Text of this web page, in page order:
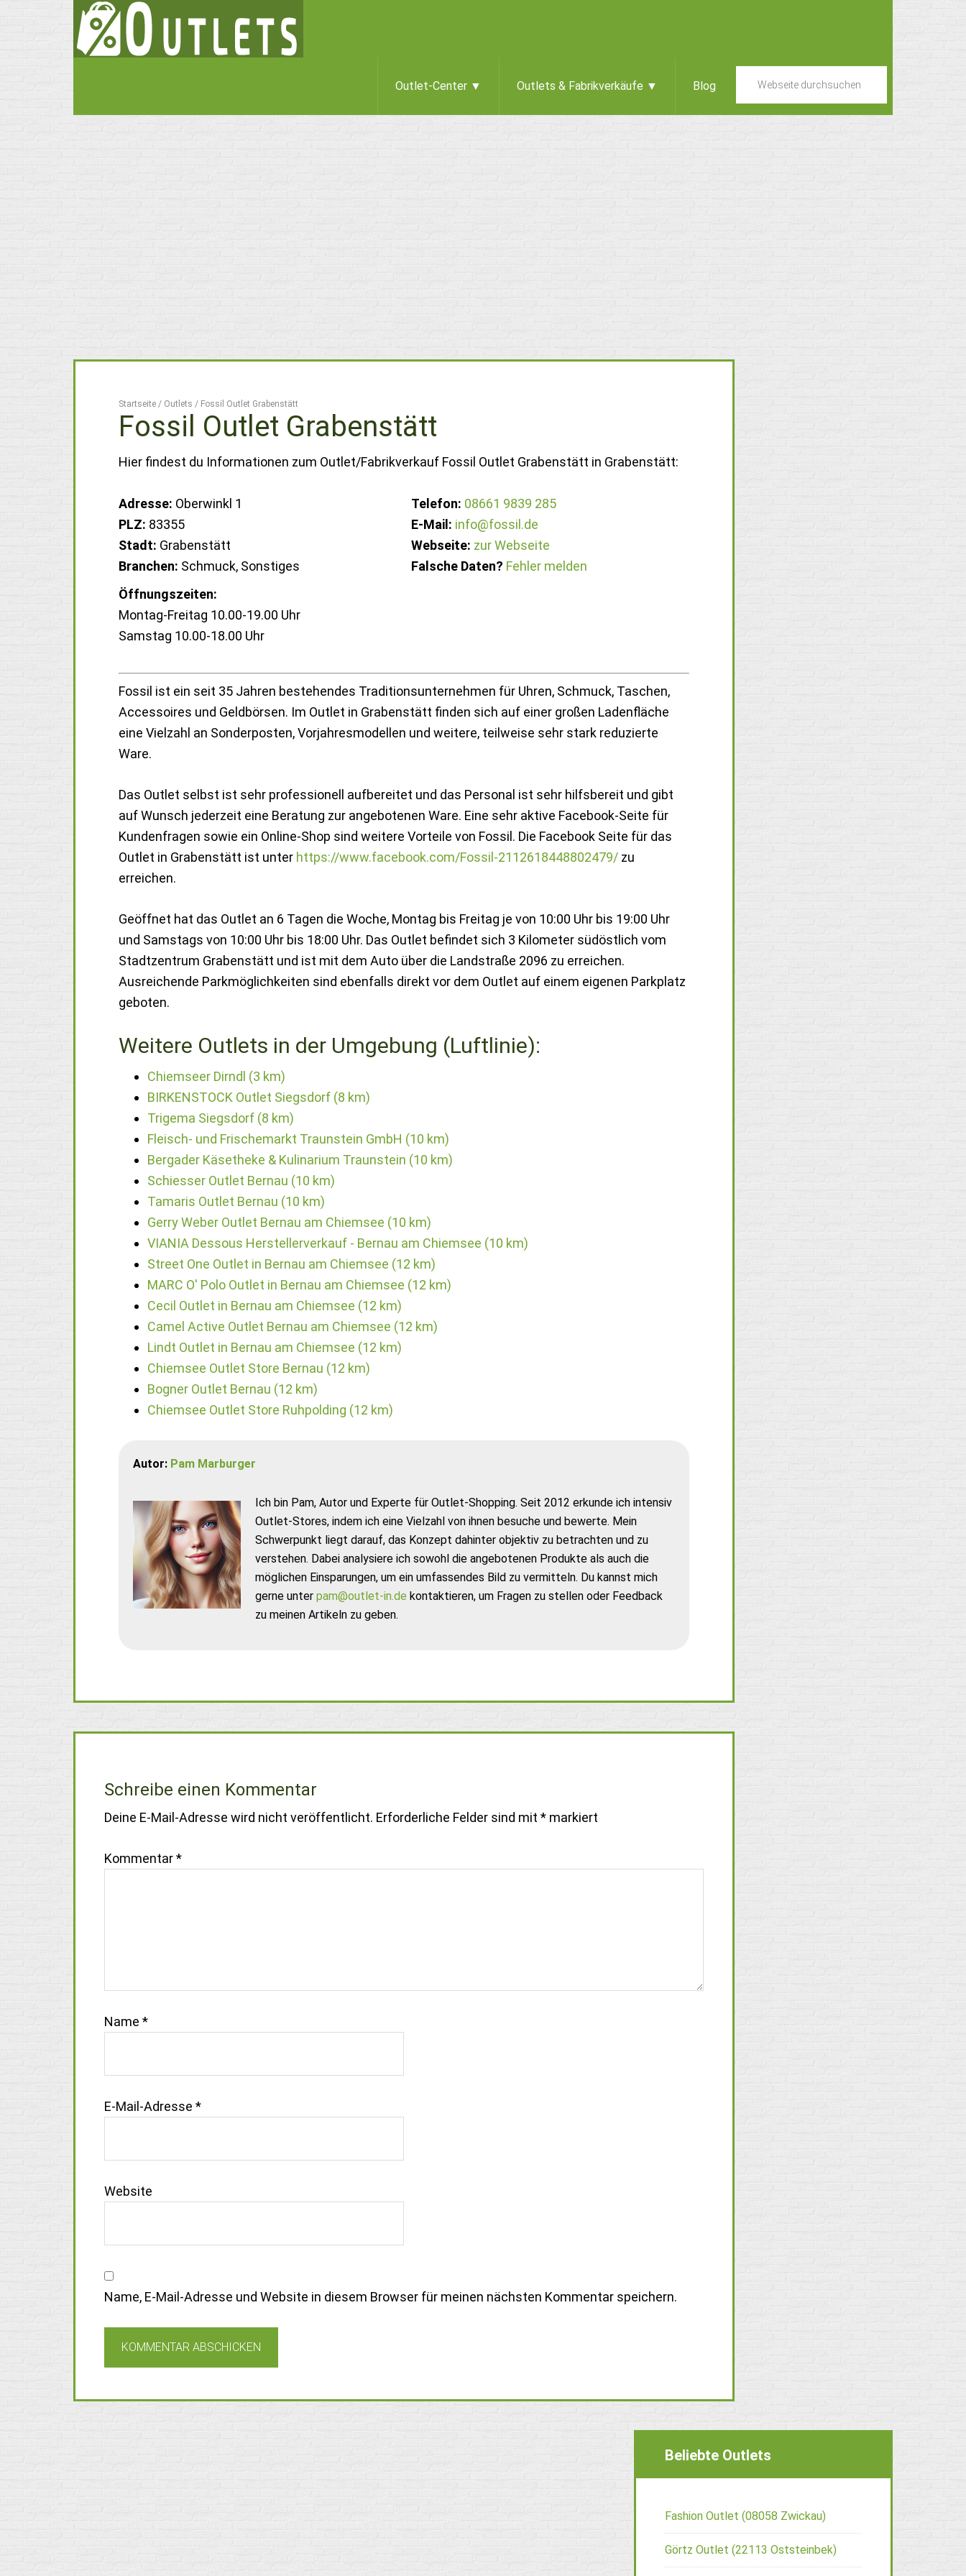
Outlet-Center ▼ Outlets & Fabrikverkäufe ▼ Blog
Startseite / Outlets / Fossil Outlet Grabenstätt
Fossil Outlet Grabenstätt
Hier findest du Informationen zum Outlet/Fabrikverkauf Fossil Outlet Grabenstätt in Grabenstätt:
Adresse: Oberwinkl 1
PLZ: 83355
Stadt: Grabenstätt
Branchen: Schmuck, Sonstiges
Telefon: 08661 9839 285
E-Mail: info@fossil.de
Webseite: zur Webseite
Falsche Daten? Fehler melden
Öffnungszeiten:
Montag-Freitag 10.00-19.00 Uhr
Samstag 10.00-18.00 Uhr
Fossil ist ein seit 35 Jahren bestehendes Traditionsunternehmen für Uhren, Schmuck, Taschen,
Accessoires und Geldbörsen. Im Outlet in Grabenstätt finden sich auf einer großen Ladenfläche
eine Vielzahl an Sonderposten, Vorjahresmodellen und weitere, teilweise sehr stark reduzierte
Ware.
Das Outlet selbst ist sehr professionell aufbereitet und das Personal ist sehr hilfsbereit und gibt
auf Wunsch jederzeit eine Beratung zur angebotenen Ware. Eine sehr aktive Facebook-Seite für
Kundenfragen sowie ein Online-Shop sind weitere Vorteile von Fossil. Die Facebook Seite für das
Outlet in Grabenstätt ist unter https://www.facebook.com/Fossil-2112618448802479/ zu
erreichen.
Geöffnet hat das Outlet an 6 Tagen die Woche, Montag bis Freitag je von 10:00 Uhr bis 19:00 Uhr
und Samstags von 10:00 Uhr bis 18:00 Uhr. Das Outlet befindet sich 3 Kilometer südöstlich vom
Stadtzentrum Grabenstätt und ist mit dem Auto über die Landstraße 2096 zu erreichen.
Ausreichende Parkmöglichkeiten sind ebenfalls direkt vor dem Outlet auf einem eigenen Parkplatz
geboten.
Weitere Outlets in der Umgebung (Luftlinie):
Chiemseer Dirndl (3 km)
BIRKENSTOCK Outlet Siegsdorf (8 km)
Trigema Siegsdorf (8 km)
Fleisch- und Frischemarkt Traunstein GmbH (10 km)
Bergader Käsetheke & Kulinarium Traunstein (10 km)
Schiesser Outlet Bernau (10 km)
Tamaris Outlet Bernau (10 km)
Gerry Weber Outlet Bernau am Chiemsee (10 km)
VIANIA Dessous Herstellerverkauf - Bernau am Chiemsee (10 km)
Street One Outlet in Bernau am Chiemsee (12 km)
MARC O' Polo Outlet in Bernau am Chiemsee (12 km)
Cecil Outlet in Bernau am Chiemsee (12 km)
Camel Active Outlet Bernau am Chiemsee (12 km)
Lindt Outlet in Bernau am Chiemsee (12 km)
Chiemsee Outlet Store Bernau (12 km)
Bogner Outlet Bernau (12 km)
Chiemsee Outlet Store Ruhpolding (12 km)
Autor: Pam Marburger
Ich bin Pam, Autor und Experte für Outlet-Shopping. Seit 2012 erkunde ich intensiv
Outlet-Stores, indem ich eine Vielzahl von ihnen besuche und bewerte. Mein
Schwerpunkt liegt darauf, das Konzept dahinter objektiv zu betrachten und zu
verstehen. Dabei analysiere ich sowohl die angebotenen Produkte als auch die
möglichen Einsparungen, um ein umfassendes Bild zu vermitteln. Du kannst mich
gerne unter pam@outlet-in.de kontaktieren, um Fragen zu stellen oder Feedback
zu meinen Artikeln zu geben.
Schreibe einen Kommentar
Deine E-Mail-Adresse wird nicht veröffentlicht. Erforderliche Felder sind mit * markiert
Kommentar*
Name *
E-Mail-Adresse *
Website
Name, E-Mail-Adresse und Website in diesem Browser für meinen nächsten Kommentar speichern.
Beliebte Outlets
Fashion Outlet (08058 Zwickau)
Görtz Outlet (22113 Oststeinbek)